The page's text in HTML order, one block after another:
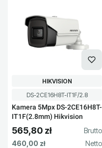
Kod produktu
DS-2CE16H8T-IT1F/2.8
Kamera 5Mpx DS-2CE16H8T-
IT1F(2.8mm) Hikvision
PRODUCENT
HIKVISION
Cena brutto
565,80 zł
Cena netto
460,00 zł